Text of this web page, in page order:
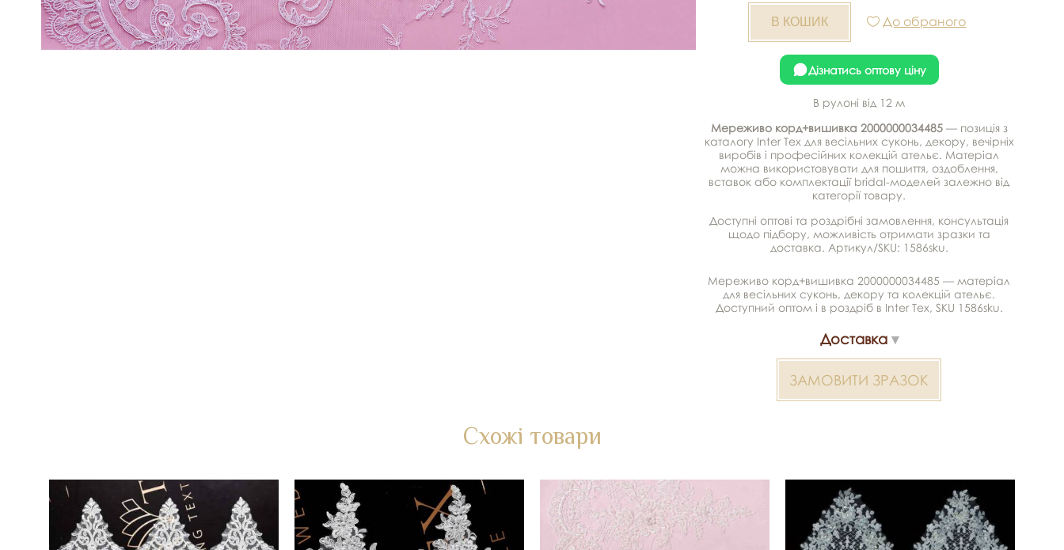
До обраного
Дізнатись оптову ціну
В рулоні від 12 м
Мереживо корд+вишивка 2000000034485— позиція з
каталогу Inter Tex для весільних суконь, декору, вечірніх
виробів і професійних колекцій ательє. Матеріал
можна використовувати для пошиття, оздоблення,
вставок або комплектації bridal-моделей залежно від
категорії товару.
Доступні оптові та роздрібні замовлення, консультація
щодо підбору, можливість отримати зразки та
доставка. Артикул/SKU: 1586sku.
Мереживо корд+вишивка 2000000034485 — матеріал
для весільних суконь, декору та колекцій ательє.
Доступний оптом і в роздріб в Inter Tex, SKU 1586sku.
Доставка
ЗАМОВИТИ ЗРАЗОК
Схожі товари